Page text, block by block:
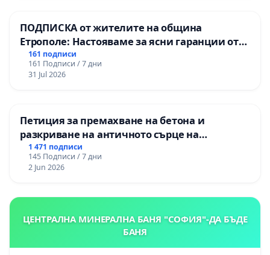
ПОДПИСКА от жителите на община
Етрополе: Настояваме за ясни гаранции от
“Елаците-МЕД” АД и от държавата, че ще се
изпълнят всички екологични норми!
161 подписи
161 Подписи / 7 дни
31 Jul 2026
Петиция за премахване на бетона и
разкриване на античното сърце на
Могиланската могила във Враца
1 471 подписи
145 Подписи / 7 дни
2 Jun 2026
ЦЕНТРАЛНА МИНЕРАЛНА БАНЯ "СОФИЯ"-ДА БЪДЕ
БАНЯ